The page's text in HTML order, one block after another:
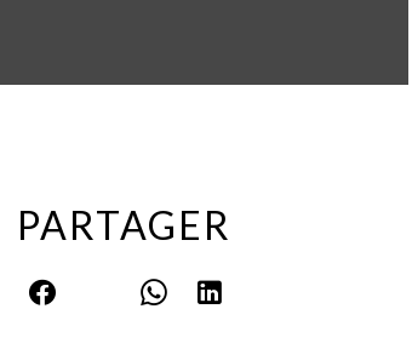
PARTAGER